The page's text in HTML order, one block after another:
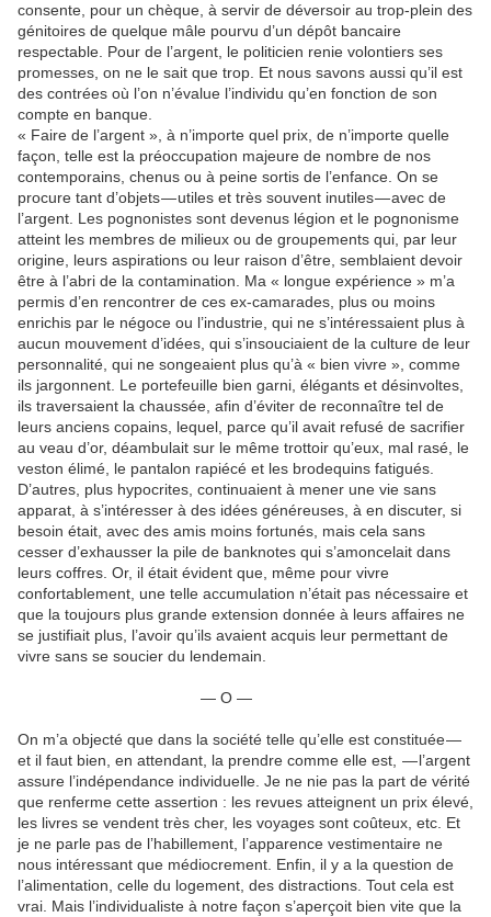
consente, pour un chèque, à servir de déversoir au trop-plein des
génitoires de quelque mâle pourvu d’un dépôt bancaire
respectable. Pour de l’argent, le politicien renie volontiers ses
promesses, on ne le sait que trop. Et nous savons aussi qu’il est
des contrées où l’on n’évalue l’individu qu’en fonction de son
compte en banque.
« Faire de l’argent », à n’importe quel prix, de n’importe quelle
façon, telle est la préoccupation majeure de nombre de nos
contemporains, chenus ou à peine sortis de l’enfance. On se
procure tant d’objets — utiles et très souvent inutiles — avec de
l’argent. Les pognonistes sont devenus légion et le pognonisme
atteint les membres de milieux ou de groupements qui, par leur
origine, leurs aspirations ou leur raison d’être, semblaient devoir
être à l’abri de la contamination. Ma « longue expérience » m’a
permis d’en rencontrer de ces ex-camarades, plus ou moins
enrichis par le négoce ou l’industrie, qui ne s’intéressaient plus à
aucun mouvement d’idées, qui s’insouciaient de la culture de leur
personnalité, qui ne songeaient plus qu’à « bien vivre », comme
ils jargonnent. Le portefeuille bien garni, élégants et désinvoltes,
ils traversaient la chaussée, afin d’éviter de reconnaître tel de
leurs anciens copains, lequel, parce qu’il avait refusé de sacrifier
au veau d’or, déambulait sur le même trottoir qu’eux, mal rasé, le
veston élimé, le pantalon rapiécé et les brodequins fatigués.
D’autres, plus hypocrites, continuaient à mener une vie sans
apparat, à s’intéresser à des idées généreuses, à en discuter, si
besoin était, avec des amis moins fortunés, mais cela sans
cesser d’exhausser la pile de banknotes qui s’amoncelait dans
leurs coffres. Or, il était évident que, même pour vivre
confortablement, une telle accumulation n’était pas nécessaire et
que la toujours plus grande extension donnée à leurs affaires ne
se justifiait plus, l’avoir qu’ils avaient acquis leur permettant de
vivre sans se soucier du lendemain.
— O —
On m’a objecté que dans la société telle qu’elle est constituée —
et il faut bien, en attendant, la prendre comme elle est, — l’argent
assure l’indépendance individuelle. Je ne nie pas la part de vérité
que renferme cette assertion : les revues atteignent un prix élevé,
les livres se vendent très cher, les voyages sont coûteux, etc. Et
je ne parle pas de l’habillement, l’apparence vestimentaire ne
nous intéressant que médiocrement. Enfin, il y a la question de
l’alimentation, celle du logement, des distractions. Tout cela est
vrai. Mais l’individualiste à notre façon s’aperçoit bien vite que la